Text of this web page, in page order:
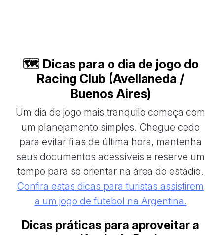
🗺️ Dicas para o dia de jogo do
Racing Club (Avellaneda /
Buenos Aires)
Um dia de jogo mais tranquilo começa com
um planejamento simples. Chegue cedo
para evitar filas de última hora, mantenha
seus documentos acessíveis e reserve um
tempo para se orientar na área do estádio.
Confira estas dicas para turistas assistirem
a um jogo de futebol na Argentina.
Dicas práticas para aproveitar a